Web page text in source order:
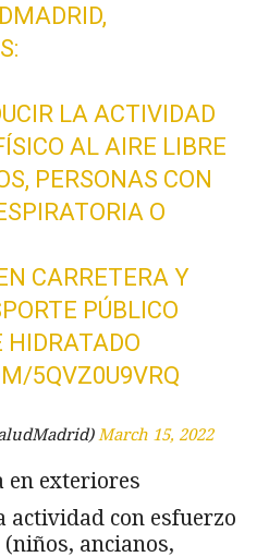
,
LA ACTIVIDAD
AL AIRE LIBRE
PERSONAS CON
O
CARRETERA Y
PÚBLICO
5QVZ0U9VRQ
March 15, 2022
en exteriores
actividad con esfuerzo
ancianos,